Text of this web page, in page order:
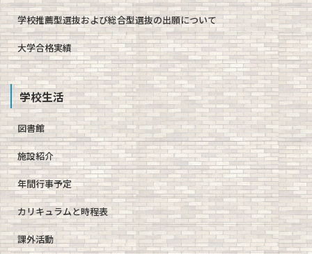
学校推薦型選抜および総合型選抜の出願について
大学合格実績
学校生活
図書館
施設紹介
年間行事予定
カリキュラムと時程表
課外活動